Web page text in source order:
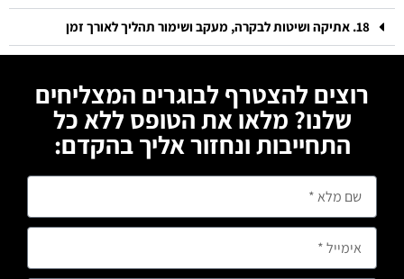
18. אתיקה ושיטות לבקרה, מעקב ושימור תהליך לאורך זמן
רוצים להצטרף לבוגרים המצליחים
שלנו? מלאו את הטופס ללא כל
התחייבות ונחזור אליך בהקדם: